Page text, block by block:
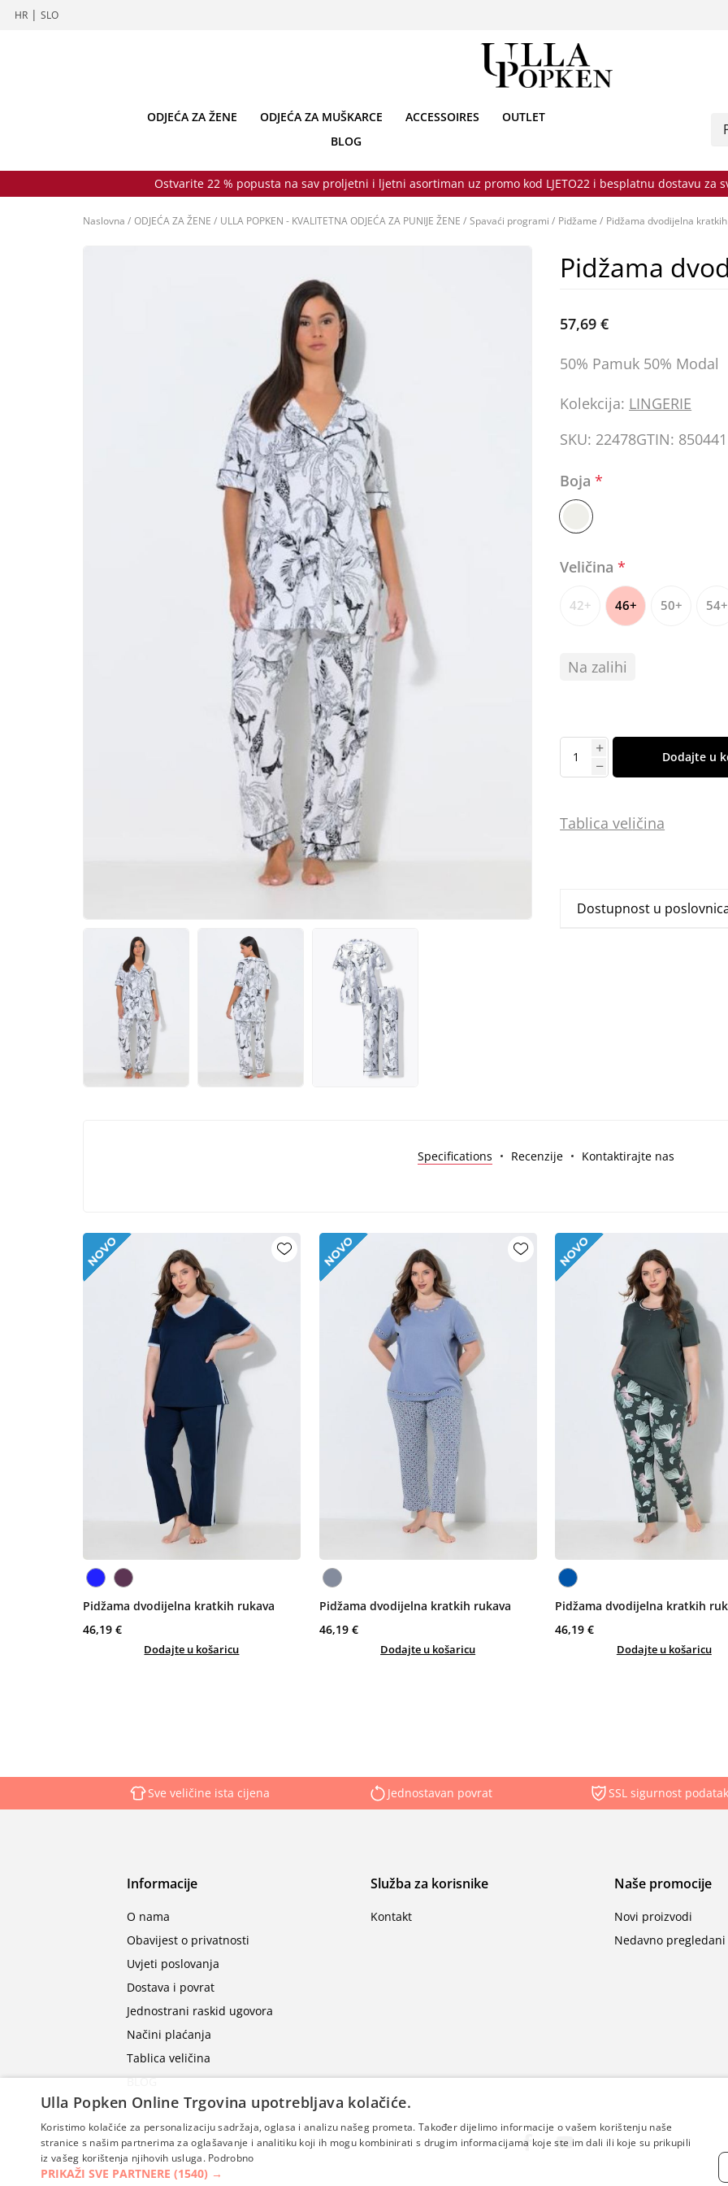
HR | SLO
ODJEĆA ZA ŽENE ODJEĆA ZA MUŠKARCE ACCESSOIRES
OUTLET
BLOG
Ostvarite 22 % popusta na sav proljetni i ljetni asortiman uz promo kod LJETO22 i besplatnu dostavu za
Naslovna / ODJEĆA ZA ŽENE / ULLA POPKEN - KVALITETNA ODJEĆA ZA PUNIJE ŽENE / Spavaći programi / Pidžame / Pidžama dvodijelna
Pidžama
57,69 €
50% Pamuk 50% Modal
Kolekcija: LINGERIE
SKU: 22478GTIN: 850441
Boja*
Veličina*
42+ 46+ 50+ 54+
Na zalihi
Dodajte u
Tablica veličina
Dostupnost u
Specifications Recenzije Kontaktirajte nas
Pidžama dvodijelna kratkih rukava
46,19 €
Dodajte u košaricu
Pidžama dvodijelna kratkih rukava
46,19 €
Dodajte u košaricu
Pidžama dvodijelna kratkih
46,19 €
Dodajte u košaricu
Sve veličine ista cijena Jednostavan povrat SSL sigurnost
Informacije
O nama
Obavijest o privatnosti
Uvjeti poslovanja
Dostava i povrat
Jednostrani raskid ugovora
Načini plaćanja
Tablica veličina
BLOG
Služba za korisnike
Kontakt
Naše promocije
Novi proizvodi
Nedavno
Ulla Popken Online Trgovina upotrebljava kolačiće.
Koristimo kolačiće za personalizaciju sadržaja, oglasa i analizu našeg prometa. Također dijelimo informacije o vašem korištenju naše
stranice s našim partnerima za oglašavanje i analitiku koji ih mogu kombinirati s drugim informacijama koje ste im dali ili koje su prikupili
iz vašeg korištenja njihovih usluga. Podrobno
PRIKAŽI SVE PARTNERE (1540) →